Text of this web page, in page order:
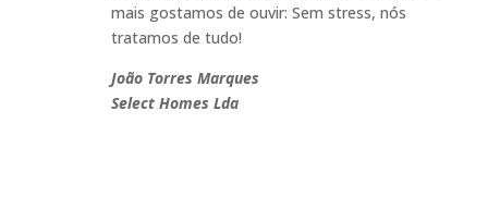
mais gostamos de ouvir: Sem stress, nós
tratamos de tudo!
João Torres Marques
Select Homes Lda